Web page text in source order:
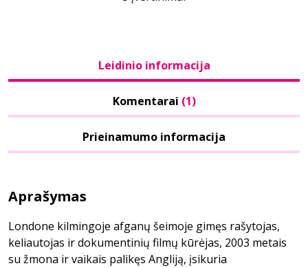
Leidinio informacija
Komentarai (1)
Prieinamumo informacija
Aprašymas
Londone kilmingoje afganų šeimoje gimęs rašytojas,
keliautojas ir dokumentinių filmų kūrėjas, 2003 metais
su žmona ir vaikais palikęs Angliją, įsikuria